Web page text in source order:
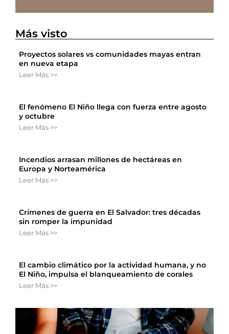
Más visto
Proyectos solares vs comunidades mayas entran
en nueva etapa
Leer Más >>
El fenómeno El Niño llega con fuerza entre agosto
y octubre
Leer Más >>
Incendios arrasan millones de hectáreas en
Europa y Norteamérica
Leer Más >>
Crímenes de guerra en El Salvador: tres décadas
sin romper la impunidad
Leer Más >>
El cambio climático por la actividad humana, y no
El Niño, impulsa el blanqueamiento de corales
Leer Más >>